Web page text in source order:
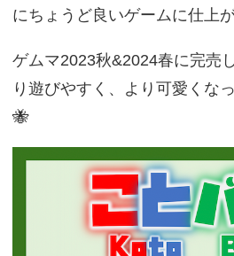
にちょうど良いゲームに仕上
ゲムマ2023秋&2024春に完売
り遊びやすく、より可愛くな
🐝